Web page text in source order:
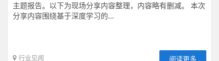
主题报告。以下为现场分享内容整理，内容略有删减。 本次
分享内容围绕基于深度学习的...
行业见闻 阅读更多